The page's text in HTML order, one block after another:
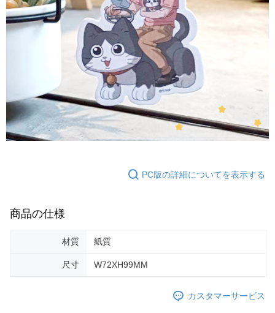
PC版の詳細についてを表示する
商品の仕様
材質 紙質
尺寸 W72XH99MM
カスタマーサービス